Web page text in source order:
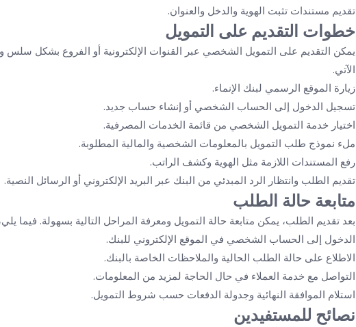
تقديم مستندات تثبت الهوية والدخل والعنوان.
خطوات التقديم على التمويل
يمكن التقديم على التمويل الشخصي عبر القنوات الإلكترونية أو الفروع بشكل سلس
الآتي.
زيارة الموقع الرسمي لبنك الإنماء.
تسجيل الدخول إلى الحساب الشخصي أو إنشاء حساب جديد.
اختيار خدمة التمويل الشخصي من قائمة الخدمات المصرفية.
ملء نموذج طلب التمويل بالمعلومات الشخصية والمالية المطلوبة.
رفع المستندات اللازمة مثل الهوية وكشف الراتب.
تقديم الطلب وانتظار الرد المبدئي من البنك عبر البريد الإلكتروني أو الرسائل النصية.
متابعة حالة الطلب
بعد تقديم الطلب، يمكن متابعة حالة التمويل ومعرفة المراحل التالية بسهولة. فيما
الدخول إلى الحساب الشخصي في الموقع الإلكتروني للبنك.
الاطلاع على حالة الطلب الحالية والملاحظات الخاصة بالبنك.
التواصل مع خدمة العملاء في حال الحاجة لمزيد من المعلومات.
استلام الموافقة النهائية وجدولة الدفعات حسب شروط التمويل.
نصائح للمستفيدين